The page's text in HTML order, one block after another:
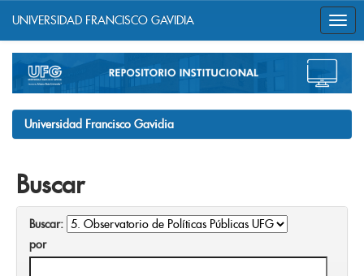
navigation
UNIVERSIDAD FRANCISCO GAVIDIA
Universidad Francisco Gavidia
Buscar
Buscar:
por